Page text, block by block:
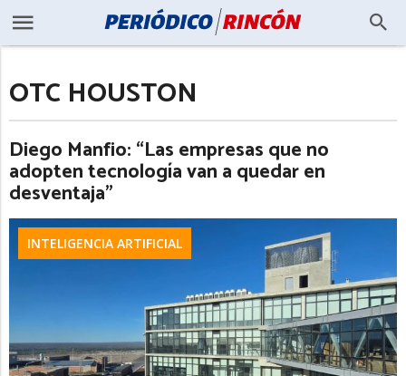
OTC HOUSTON
Diego Manfio: “Las empresas que no
adopten tecnología van a quedar en
desventaja”
INTELIGENCIA ARTIFICIAL